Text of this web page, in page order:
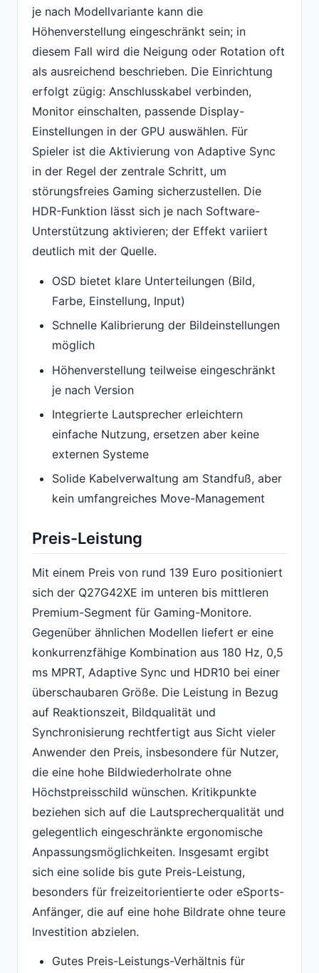
je nach Modellvariante kann die
Höhenverstellung eingeschränkt sein; in
diesem Fall wird die Neigung oder Rotation oft
als ausreichend beschrieben. Die Einrichtung
erfolgt zügig: Anschlusskabel verbinden,
Monitor einschalten, passende Display-
Einstellungen in der GPU auswählen. Für
Spieler ist die Aktivierung von Adaptive Sync
in der Regel der zentrale Schritt, um
störungsfreies Gaming sicherzustellen. Die
HDR-Funktion lässt sich je nach Software-
Unterstützung aktivieren; der Effekt variiert
deutlich mit der Quelle.
OSD bietet klare Unterteilungen (Bild,
Farbe, Einstellung, Input)
Schnelle Kalibrierung der Bildeinstellungen
möglich
Höhenverstellung teilweise eingeschränkt
je nach Version
Integrierte Lautsprecher erleichtern
einfache Nutzung, ersetzen aber keine
externen Systeme
Solide Kabelverwaltung am Standfuß, aber
kein umfangreiches Move-Management
Preis-Leistung
Mit einem Preis von rund 139 Euro positioniert
sich der Q27G42XE im unteren bis mittleren
Premium-Segment für Gaming-Monitore.
Gegenüber ähnlichen Modellen liefert er eine
konkurrenzfähige Kombination aus 180 Hz, 0,5
ms MPRT, Adaptive Sync und HDR10 bei einer
überschaubaren Größe. Die Leistung in Bezug
auf Reaktionszeit, Bildqualität und
Synchronisierung rechtfertigt aus Sicht vieler
Anwender den Preis, insbesondere für Nutzer,
die eine hohe Bildwiederholrate ohne
Höchstpreisschild wünschen. Kritikpunkte
beziehen sich auf die Lautsprecherqualität und
gelegentlich eingeschränkte ergonomische
Anpassungsmöglichkeiten. Insgesamt ergibt
sich eine solide bis gute Preis-Leistung,
besonders für freizeitorientierte oder eSports-
Anfänger, die auf eine hohe Bildrate ohne teure
Investition abzielen.
Gutes Preis-Leistungs-Verhältnis für